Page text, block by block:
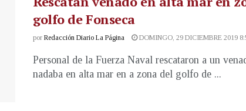
golfo de Fonseca
por Redacción Diario La Página DOMINGO, 29 DICIEMBRE 2019
Personal de la Fuerza Naval rescataron a un
nadaba en alta mar en a zona del golfo de ...